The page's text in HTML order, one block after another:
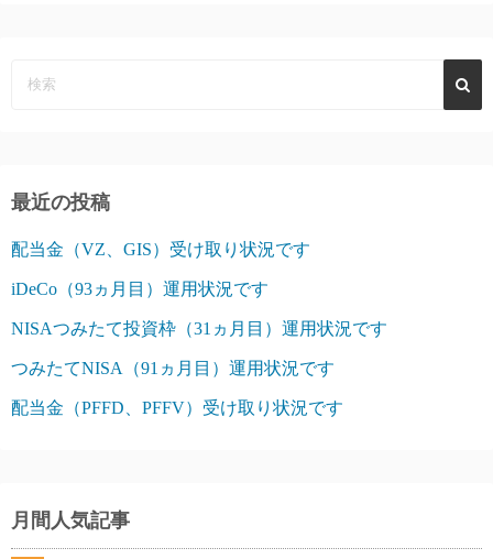
最近の投稿
配当金（VZ、GIS）受け取り状況です
iDeCo（93ヵ月目）運用状況です
NISAつみたて投資枠（31ヵ月目）運用状況です
つみたてNISA（91ヵ月目）運用状況です
配当金（PFFD、PFFV）受け取り状況です
月間人気記事